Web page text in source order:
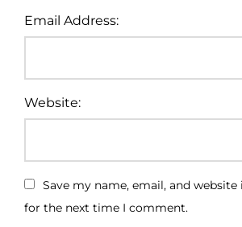
Email Address:
Website:
Save my name, email, and
for the next time I comment.